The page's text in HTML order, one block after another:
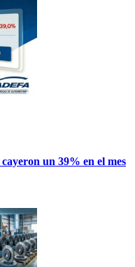
un 39% en el mes